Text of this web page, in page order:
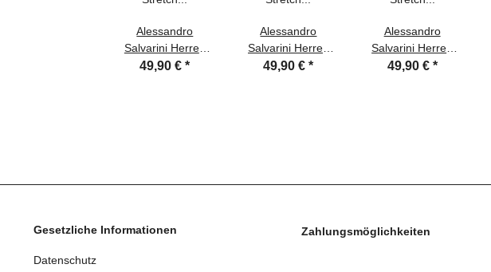
Alessandro
Salvarini Herren
Jeans Hose Basic
49,90 €*
Alessandro
Salvarini Herren
Jeans Basic
49,90 €*
Alessandro
Salvarini Herren
Jeans Hose Basic
49,90 € *
Gesetzliche Informationen
Datenschutz
Zahlungsmöglichkeiten